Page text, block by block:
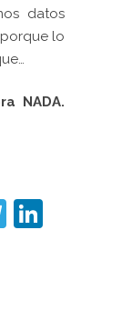
datos
lo
NADA.